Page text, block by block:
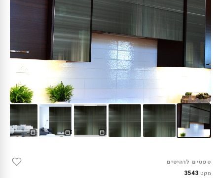
טפטים לרהיטים
מקט:3543